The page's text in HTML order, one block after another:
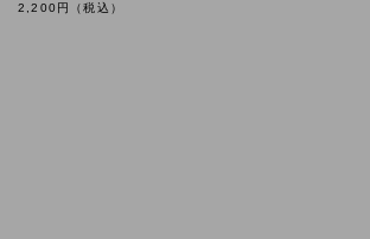
2,200円（税込）